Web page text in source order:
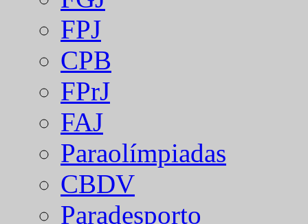
FPJ
CPB
FPrJ
FAJ
Paraolímpiadas
CBDV
Paradesporto